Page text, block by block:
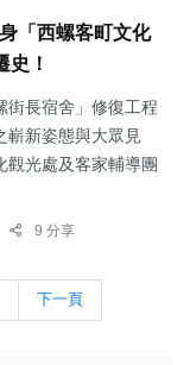
「西螺客町文化
史！
街長宿舍」修復工程
嶄新姿態與大眾見
觀光處及客家輔導團
9 分享
下一頁